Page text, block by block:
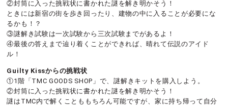
②封筒に入った挑戦状に書かれた謎を解き明かそう！
ときには新宿の街を歩き回ったり、建物の中に入ることが必要にな
るかも！？
③謎解き試験は一次試験から三次試験までがあるよ！
④最後の答えまで辿り着くことができれば、晴れて伝説のアイド
ル！
Guilty Kissからの挑戦状
①1階「TMC GOODS SHOP」で、謎解きキットを購入しよう。
②封筒に入った挑戦状に書かれた謎を解き明かそう！
謎はTMC内で解くことももちろん可能ですが、家に持ち帰って自分